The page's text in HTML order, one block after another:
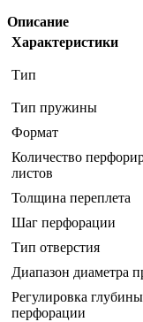
Описание
Характеристики
Тип
Тип пружины
Формат
Количество
листов
Толщина переплета
Шаг перфорации
Тип отверстия
Диапазон диаметра
Регулировка глубины
перфорации